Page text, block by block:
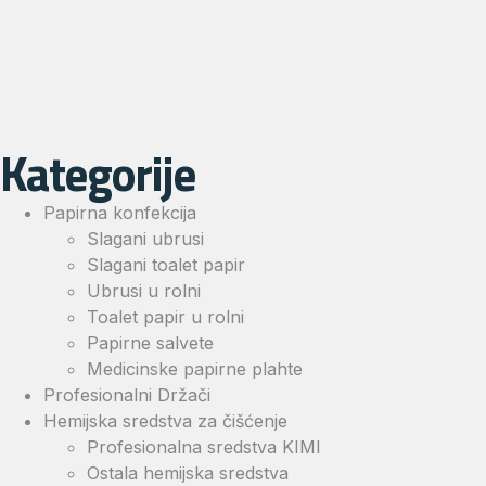
Kategorije
Papirna konfekcija
Slagani ubrusi
Slagani toalet papir
Ubrusi u rolni
Toalet papir u rolni
Papirne salvete
Medicinske papirne plahte
Profesionalni Držači
Hemijska sredstva za čišćenje
Profesionalna sredstva KIMI
Ostala hemijska sredstva